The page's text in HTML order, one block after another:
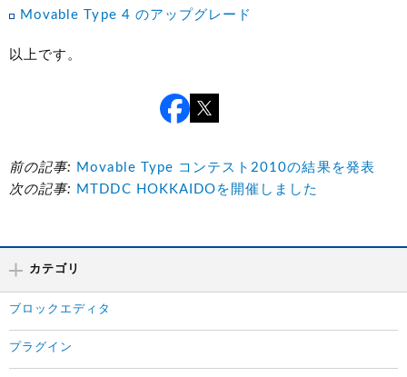
Movable Type 4 のアップグレード
以上です。
前の記事: Movable Type コンテスト2010の結果を発表
次の記事: MTDDC HOKKAIDOを開催しました
カテゴリ
ブロックエディタ
プラグイン